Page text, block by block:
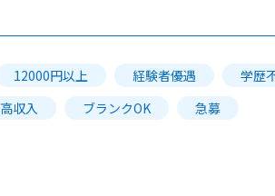
12000円以上 経験者優遇 学歴
高収入 ブランクOK 急募